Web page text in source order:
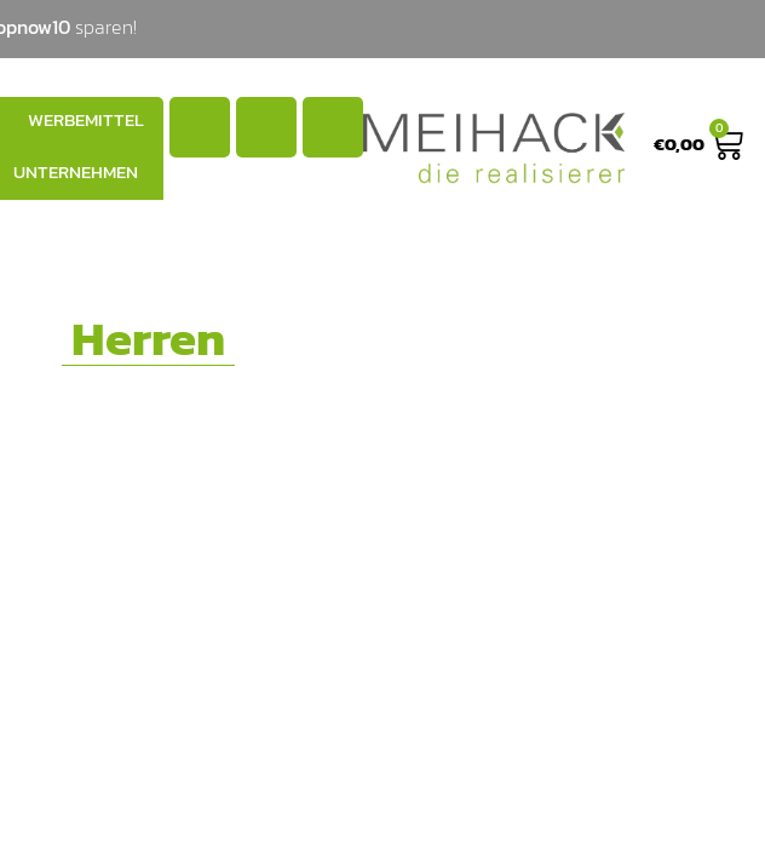
sparen!
WERBEMITTEL
UNTERNEHMEN
€0,00
0
Herren